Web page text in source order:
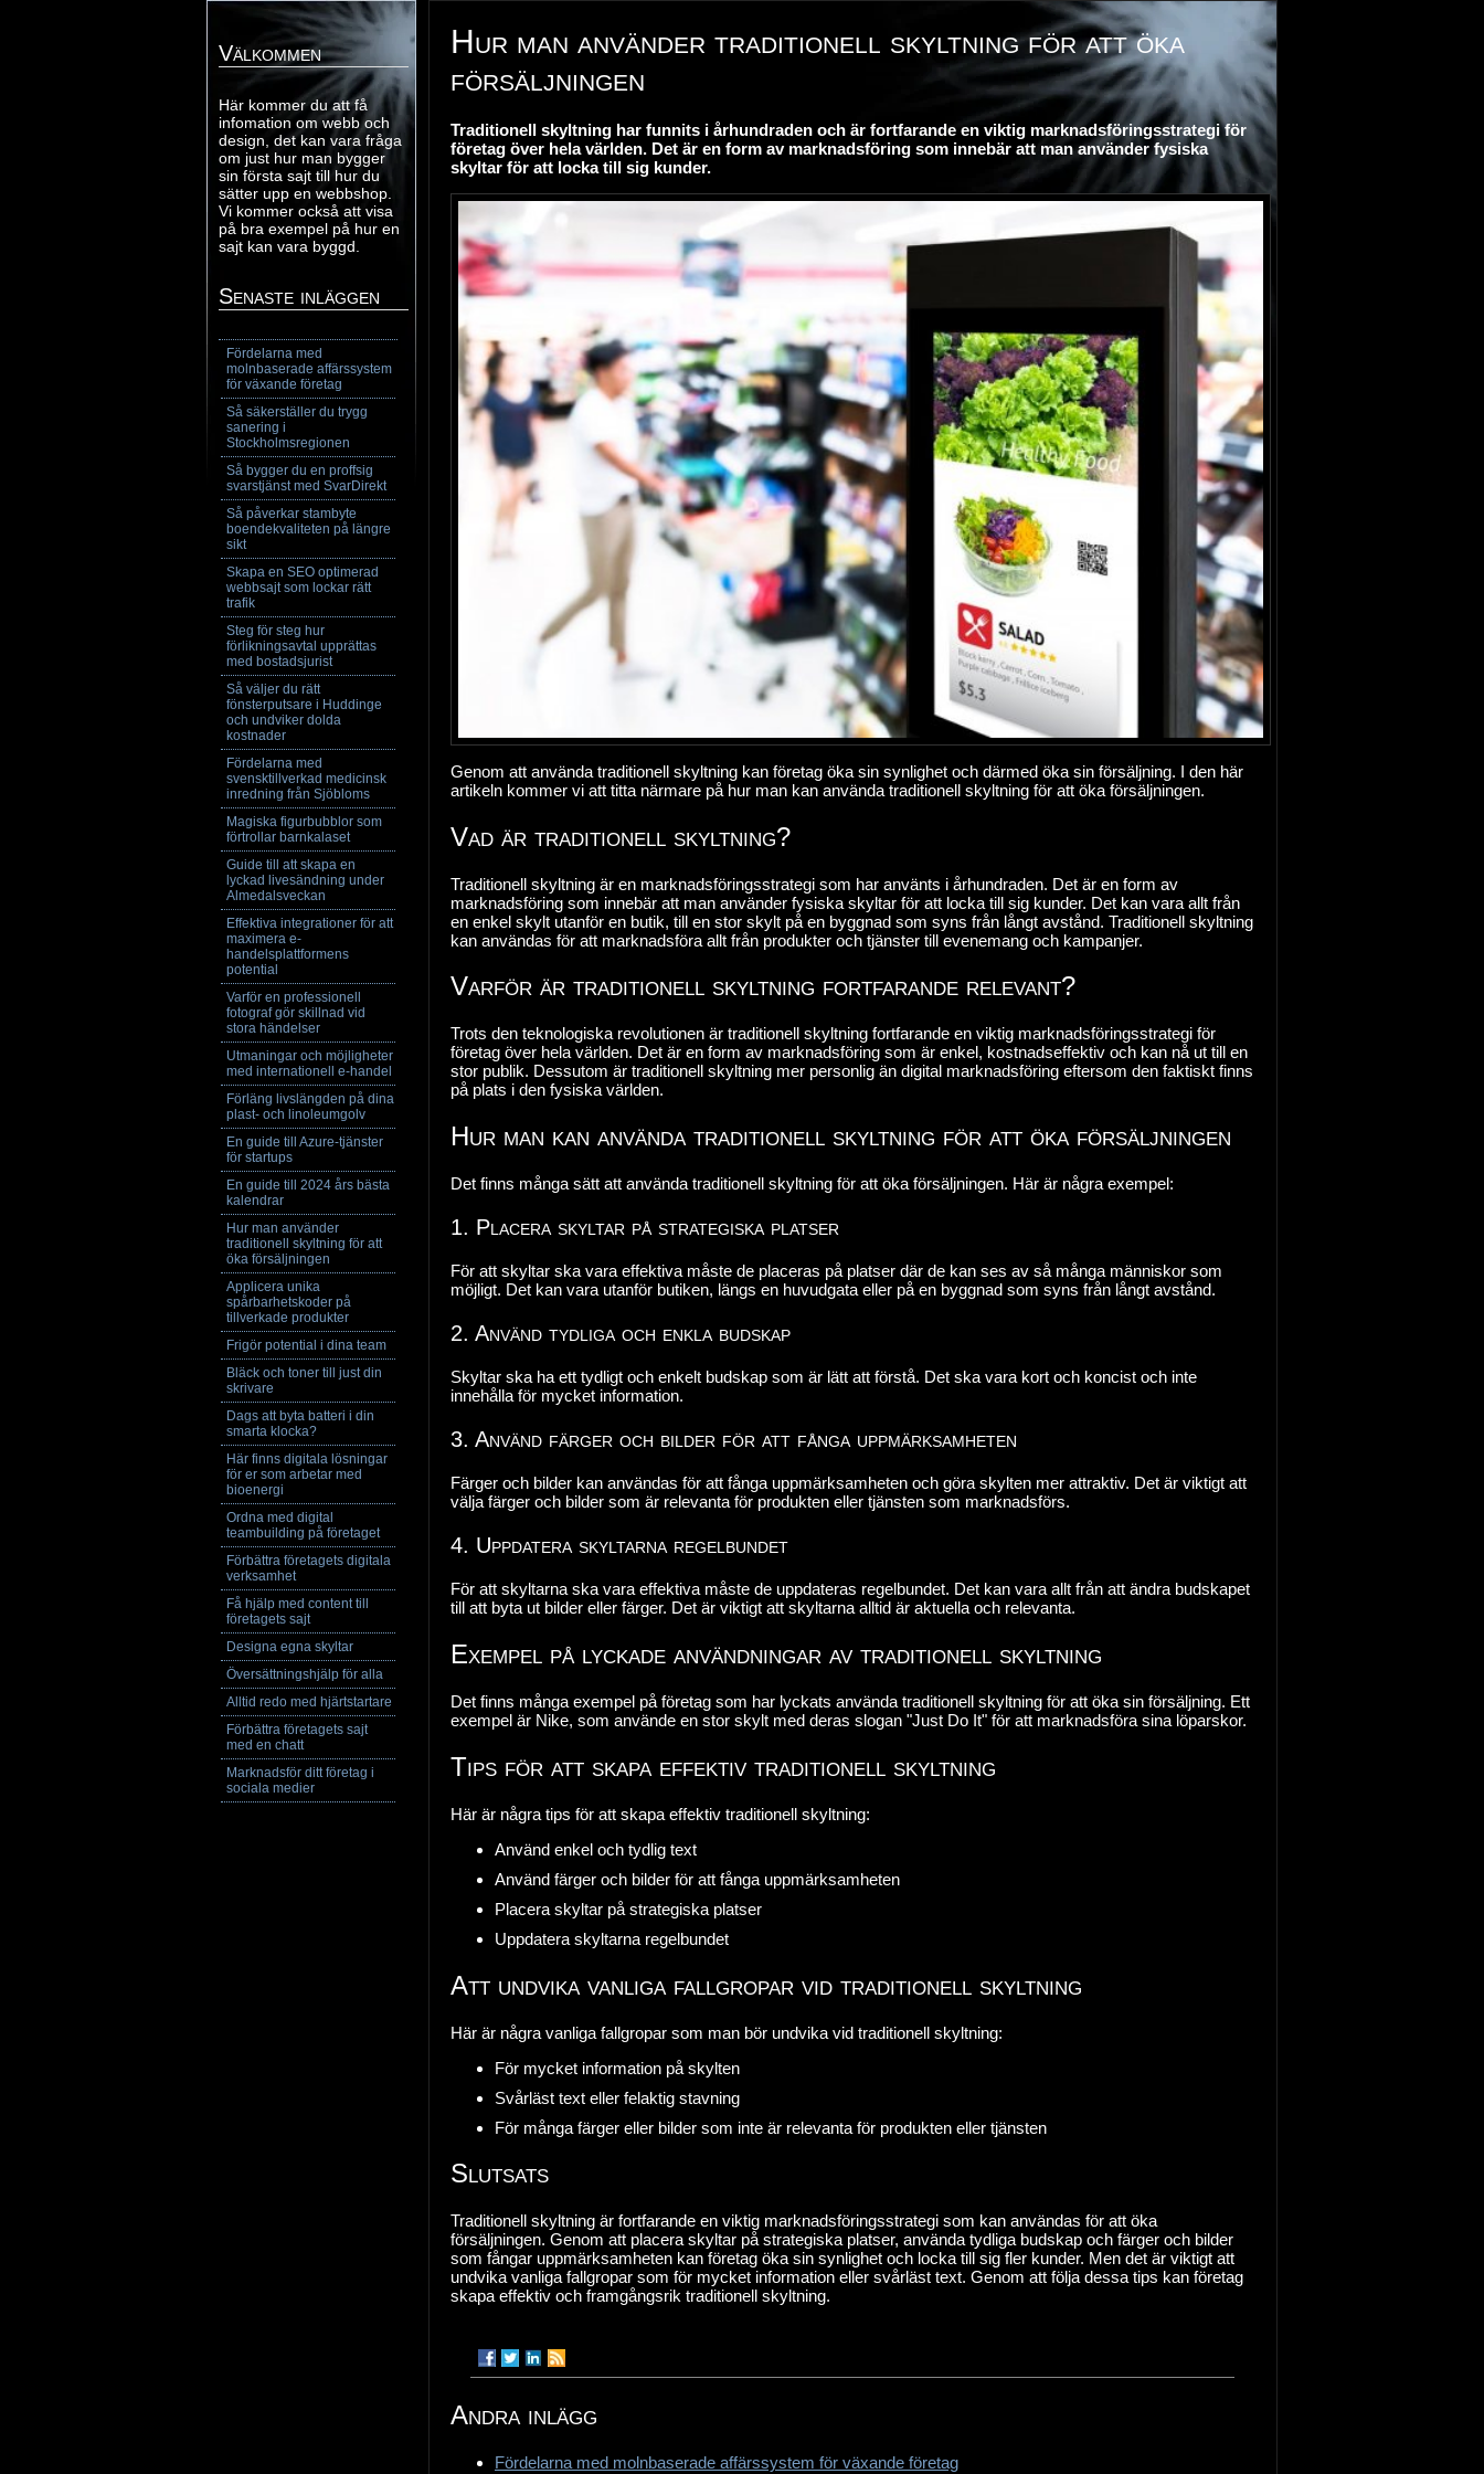
Hur man använder traditionell skyltning för att öka
försäljningen
Traditionell skyltning har funnits i århundraden och är fortfarande en viktig marknadsföringsstrategi för
företag över hela världen. Det är en form av marknadsföring som innebär att man använder fysiska
skyltar för att locka till sig kunder.
Genom att använda traditionell skyltning kan företag öka sin synlighet och därmed öka sin försäljning. I den här
artikeln kommer vi att titta närmare på hur man kan använda traditionell skyltning för att öka försäljningen.
Vad är traditionell skyltning?
Traditionell skyltning är en marknadsföringsstrategi som har använts i århundraden. Det är en form av
marknadsföring som innebär att man använder fysiska skyltar för att locka till sig kunder. Det kan vara allt från
en enkel skylt utanför en butik, till en stor skylt på en byggnad som syns från långt avstånd. Traditionell skyltning
kan användas för att marknadsföra allt från produkter och tjänster till evenemang och kampanjer.
Varför är traditionell skyltning fortfarande relevant?
Trots den teknologiska revolutionen är traditionell skyltning fortfarande en viktig marknadsföringsstrategi för
företag över hela världen. Det är en form av marknadsföring som är enkel, kostnadseffektiv och kan nå ut till en
stor publik. Dessutom är traditionell skyltning mer personlig än digital marknadsföring eftersom den faktiskt finns
på plats i den fysiska världen.
Hur man kan använda traditionell skyltning för att öka försäljningen
Det finns många sätt att använda traditionell skyltning för att öka försäljningen. Här är några exempel:
1. Placera skyltar på strategiska platser
För att skyltar ska vara effektiva måste de placeras på platser där de kan ses av så många människor som
möjligt. Det kan vara utanför butiken, längs en huvudgata eller på en byggnad som syns från långt avstånd.
2. Använd tydliga och enkla budskap
Skyltar ska ha ett tydligt och enkelt budskap som är lätt att förstå. Det ska vara kort och koncist och inte
innehålla för mycket information.
3. Använd färger och bilder för att fånga uppmärksamheten
Färger och bilder kan användas för att fånga uppmärksamheten och göra skylten mer attraktiv. Det är viktigt att
välja färger och bilder som är relevanta för produkten eller tjänsten som marknadsförs.
4. Uppdatera skyltarna regelbundet
För att skyltarna ska vara effektiva måste de uppdateras regelbundet. Det kan vara allt från att ändra budskapet
till att byta ut bilder eller färger. Det är viktigt att skyltarna alltid är aktuella och relevanta.
Exempel på lyckade användningar av traditionell skyltning
Det finns många exempel på företag som har lyckats använda traditionell skyltning för att öka sin försäljning. Ett
exempel är Nike, som använde en stor skylt med deras slogan "Just Do It" för att marknadsföra sina löparskor.
Tips för att skapa effektiv traditionell skyltning
Här är några tips för att skapa effektiv traditionell skyltning:
Använd enkel och tydlig text
Använd färger och bilder för att fånga uppmärksamheten
Placera skyltar på strategiska platser
Uppdatera skyltarna regelbundet
Att undvika vanliga fallgropar vid traditionell skyltning
Här är några vanliga fallgropar som man bör undvika vid traditionell skyltning:
För mycket information på skylten
Svårläst text eller felaktig stavning
För många färger eller bilder som inte är relevanta för produkten eller tjänsten
Slutsats
Traditionell skyltning är fortfarande en viktig marknadsföringsstrategi som kan användas för att öka
försäljningen. Genom att placera skyltar på strategiska platser, använda tydliga budskap och färger och bilder
som fångar uppmärksamheten kan företag öka sin synlighet och locka till sig fler kunder. Men det är viktigt att
undvika vanliga fallgropar som för mycket information eller svårläst text. Genom att följa dessa tips kan företag
skapa effektiv och framgångsrik traditionell skyltning.
Andra inlägg
Fördelarna med molnbaserade affärssystem för växande företag
Välkommen
Här kommer du att få
infomation om webb och
design, det kan vara fråga
om just hur man bygger
sin första sajt till hur du
sätter upp en webbshop.
Vi kommer också att visa
på bra exempel på hur en
sajt kan vara byggd.
Senaste inläggen
Fördelarna med
molnbaserade affärssystem
för växande företag
Så säkerställer du trygg
sanering i
Stockholmsregionen
Så bygger du en proffsig
svarstjänst med SvarDirekt
Så påverkar stambyte
boendekvaliteten på längre
sikt
Skapa en SEO optimerad
webbsajt som lockar rätt
trafik
Steg för steg hur
förlikningsavtal upprättas
med bostadsjurist
Så väljer du rätt
fönsterputsare i Huddinge
och undviker dolda
kostnader
Fördelarna med
svensktillverkad medicinsk
inredning från Sjöbloms
Magiska figurbubblor som
förtrollar barnkalaset
Guide till att skapa en
lyckad livesändning under
Almedalsveckan
Effektiva integrationer för att
maximera e-
handelsplattformens
potential
Varför en professionell
fotograf gör skillnad vid
stora händelser
Utmaningar och möjligheter
med internationell e-handel
Förläng livslängden på dina
plast- och linoleumgolv
En guide till Azure-tjänster
för startups
En guide till 2024 års bästa
kalendrar
Hur man använder
traditionell skyltning för att
öka försäljningen
Applicera unika
spårbarhetskoder på
tillverkade produkter
Frigör potential i dina team
Bläck och toner till just din
skrivare
Dags att byta batteri i din
smarta klocka?
Här finns digitala lösningar
för er som arbetar med
bioenergi
Ordna med digital
teambuilding på företaget
Förbättra företagets digitala
verksamhet
Få hjälp med content till
företagets sajt
Designa egna skyltar
Översättningshjälp för alla
Alltid redo med hjärtstartare
Förbättra företagets sajt
med en chatt
Marknadsför ditt företag i
sociala medier